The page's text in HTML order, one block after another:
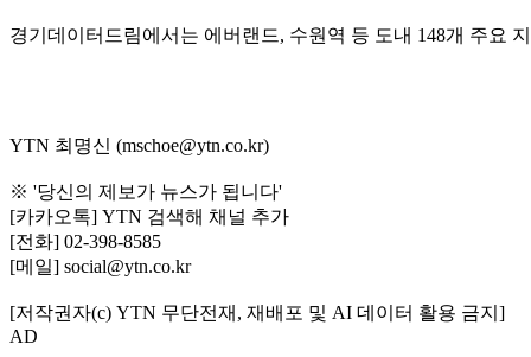
경기데이터드림에서는 에버랜드, 수원역 등 도내 148개 주요
YTN 최명신 (mschoe@ytn.co.kr)
※ '당신의 제보가 뉴스가 됩니다'
[카카오톡] YTN 검색해 채널 추가
[전화] 02-398-8585
[메일] social@ytn.co.kr
[저작권자(c) YTN 무단전재, 재배포 및 AI 데이터 활용 금지]
AD